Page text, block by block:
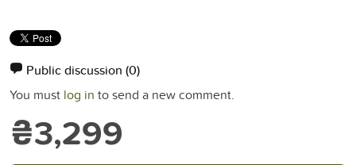
Public discussion (0)
You must log in to send a new comment.
₴3,299